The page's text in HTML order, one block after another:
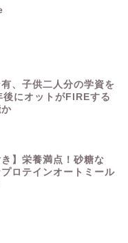
、子供二人分の学資を
後にオットがFIREする
き】栄養満点！砂糖な
プロテインオートミール